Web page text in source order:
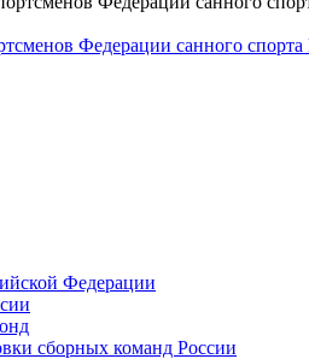
Федерации санного спорта